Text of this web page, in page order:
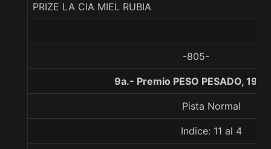
PRIZE LA CIA MIEL RUBIA
-805-
9a.- Premio PESO PESADO,
Pista Normal
Indice: 11 al 4